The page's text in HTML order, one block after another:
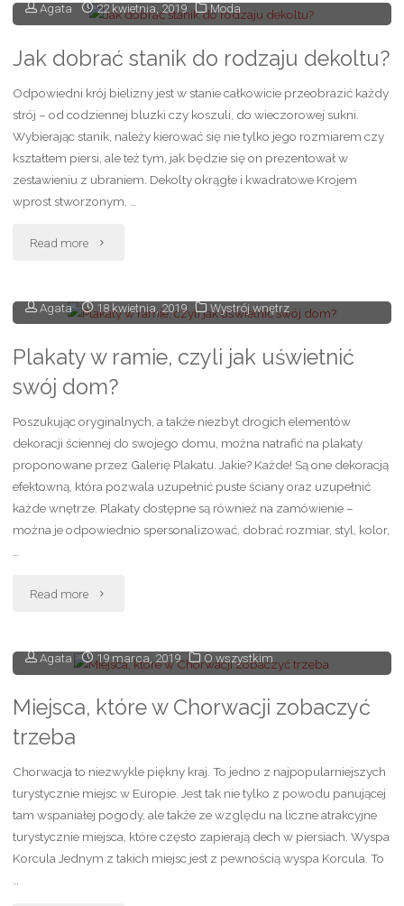
zwrócić
uwagę
wybierając
body
damskie?"
Agata 22 kwietnia, 2019 Moda
Jak dobrać stanik do rodzaju dekoltu?
Odpowiedni krój bielizny jest w stanie całkowicie przeobrazić każdy
strój – od codziennej bluzki czy koszuli, do wieczorowej sukni.
Wybierając stanik, należy kierować się nie tylko jego rozmiarem czy
kształtem piersi, ale też tym, jak będzie się on prezentował w
zestawieniu z ubraniem. Dekolty okrągłe i kwadratowe Krojem
wprost stworzonym, …
Read more "Jak
stanik
do
rodzaju
dekoltu?"
Agata 18 kwietnia, 2019 Wystrój wnętrz
Plakaty w ramie, czyli jak uświetnić
swój dom?
Poszukując oryginalnych, a także niezbyt drogich elementów
dekoracji ściennej do swojego domu, można natrafić na plakaty
proponowane przez Galerię Plakatu. Jakie? Każde! Są one dekoracją
efektowną, która pozwala uzupełnić puste ściany oraz uzupełnić
każde wnętrze. Plakaty dostępne są również na zamówienie –
można je odpowiednio spersonalizować, dobrać rozmiar, styl, kolor,
Read more "Plakaty
ramie,
czyli
uświetnić
swój
dom?"
Agata 19 marca, 2019 O wszystkim
Miejsca, które w Chorwacji zobaczyć
trzeba
Chorwacja to niezwykle piękny kraj. To jedno z najpopularniejszych
turystycznie miejsc w Europie. Jest tak nie tylko z powodu panującej
tam wspaniałej pogody, ale także ze względu na liczne atrakcyjne
turystycznie miejsca, które często zapierają dech w piersiach. Wyspa
Korcula Jednym z takich miejsc jest z pewnością wyspa Korcula. To
…